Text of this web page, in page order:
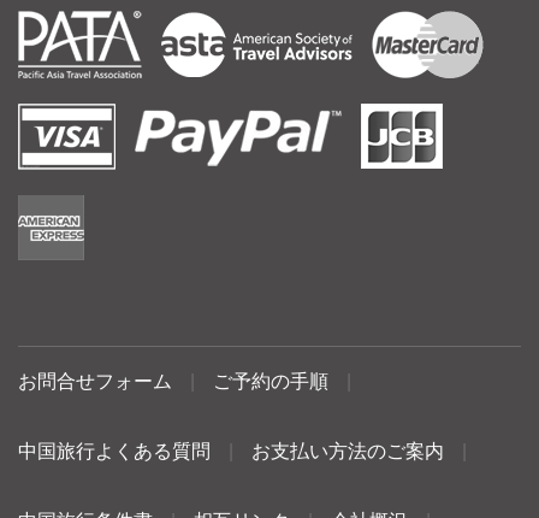
お問合せフォーム ご予約の手順
中国旅行よくある質問 お支払い方法のご案内